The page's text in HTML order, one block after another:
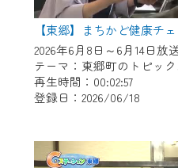
【東郷】まちかど健康チ
2026年6月8日～6月14日放
テーマ：東郷町のトピック
再生時間：00:02:57
登録日：2026/06/18
＜メンテナンス情報
CCNetWebTVのリニ
ンテナンス作業を予
作業の間は、